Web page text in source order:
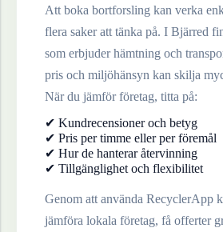
Att boka bortforsling kan verka
flera saker att tänka på. I Bjärred
som erbjuder hämtning och
pris och miljöhänsyn kan skilja
När du jämför företag, titta på:
✔ Kundrecensioner och betyg
✔ Pris per timme eller per föremål
✔ Hur de hanterar återvinning
✔ Tillgänglighet och flexibilitet
Genom att använda RecyclerApp
jämföra lokala företag, få offerter